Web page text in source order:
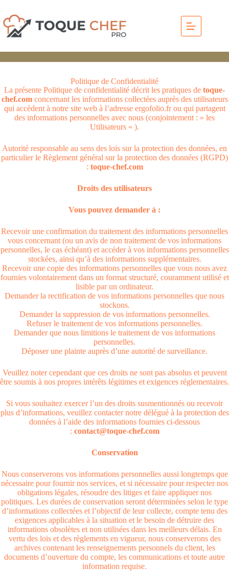
Politique de Confidentialité
La présente Politique de confidentialité décrit les pratiques de toque-
chef.comconcernant les informations collectées auprès des utilisateurs
qui accèdent à notre site web à l’adresse ergofolio.fr ou qui partagent
des informations personnelles avec nous (conjointement : » les
Utilisateurs « ).
Autorité responsable au sens des lois sur la protection des données, en
particulier le Règlement général sur la protection des données (RGPD)
: toque-chef.com
Droits des utilisateurs
Vous pouvez demander à :
Recevoir une confirmation du traitement des informations personnelles
vous concernant (ou un avis de non traitement de vos informations
personnelles, le cas échéant) et accéder à vos informations personnelles
stockées, ainsi qu’à des informations supplémentaires.
Recevoir une copie des informations personnelles que vous nous avez
fournies volontairement dans un format structuré, couramment utilisé et
lisible par un ordinateur.
Demander la rectification de vos informations personnelles que nous
stockons.
Demander la suppression de vos informations personnelles.
Refuser le traitement de vos informations personnelles.
Demander que nous limitions le traitement de vos informations
personnelles.
Déposer une plainte auprès d’une autorité de surveillance.
Veuillez noter cependant que ces droits ne sont pas absolus et peuvent
être soumis à nos propres intérêts légitimes et exigences réglementaires.
Si vous souhaitez exercer l’un des droits susmentionnés ou recevoir
plus d’informations, veuillez contacter notre délégué à la protection des
données à l’aide des informations fournies ci-dessous
: contact@toque-chef.com
Conservation
Nous conserverons vos informations personnelles aussi longtemps que
nécessaire pour fournir nos services, et si nécessaire pour respecter nos
obligations légales, résoudre des litiges et faire appliquer nos
politiques. Les durées de conservation seront déterminées selon le type
d’informations collectées et l’objectif de leur collecte, compte tenu des
exigences applicables à la situation et le besoin de détruire des
informations obsolètes et non utilisées dans les meilleurs délais. En
vertu des lois et des règlements en vigueur, nous conserverons des
archives contenant les renseignements personnels du client, les
documents d’ouverture du compte, les communications et toute autre
information requise.